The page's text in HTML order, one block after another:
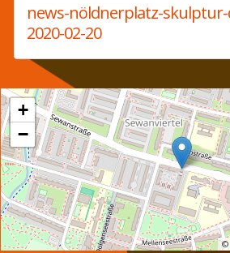
news-nöldnerplatz-
2020-02-20
+
−
©